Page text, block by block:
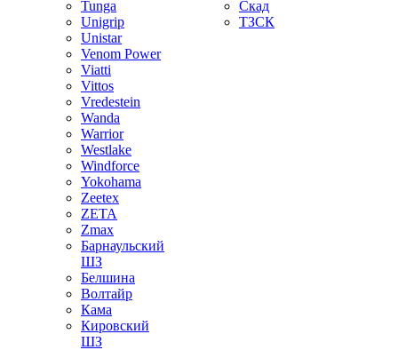
Tunga
Unigrip
Unistar
Venom Power
Viatti
Vittos
Vredestein
Wanda
Warrior
Westlake
Windforce
Yokohama
Zeetex
ZETA
Zmax
Барнаульский
ШЗ
Белшина
Волтайр
Кама
Кировский
ШЗ
Скад
ТЗСК